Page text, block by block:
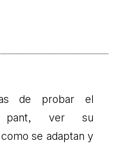
de probar el
pant, ver su
se adaptan y